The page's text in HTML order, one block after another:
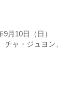
月10日（日）
ャ・ジュヨン、